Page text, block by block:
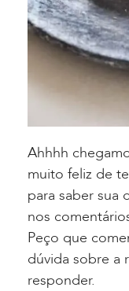
Ahhhh
muito feliz de
para saber sua
nos
Peço que
dúvida sobre a
responder.